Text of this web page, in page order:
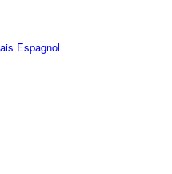
Espagnol